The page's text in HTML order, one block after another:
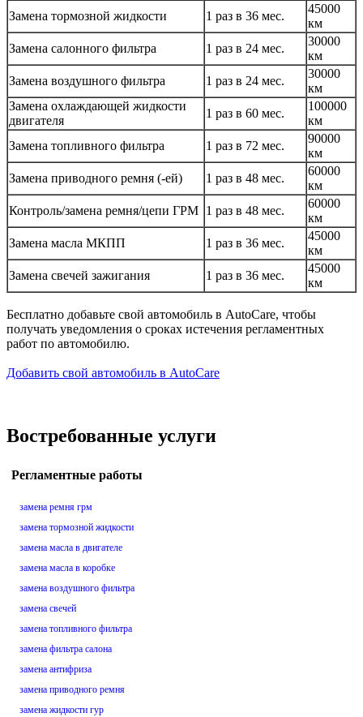
Замена тормозной жидкости
1 раз в 36 мес.
45000
км
Замена салонного фильтра
1 раз в 24 мес.
30000
км
Замена воздушного фильтра
1 раз в 24 мес.
30000
км
Замена охлаждающей жидкости
двигателя
1 раз в 60 мес.
100000
км
Замена топливного фильтра
1 раз в 72 мес.
90000
км
Замена приводного ремня (-ей)
1 раз в 48 мес.
60000
км
Контроль/замена ремня/цепи ГРМ 1 раз в 48 мес.
60000
км
Замена масла МКПП
1 раз в 36 мес.
45000
км
Замена свечей зажигания
1 раз в 36 мес.
45000
км
Бесплатно добавьте свой автомобиль в AutoCare, чтобы
получать уведомления о сроках истечения регламентных
работ по автомобилю.
Добавить свой автомобиль в AutoCare
Востребованные услуги
Регламентные работы
замена ремня грм
замена тормозной жидкости
замена масла в двигателе
замена масла в коробке
замена воздушного фильтра
замена свечей
замена топливного фильтра
замена фильтра салона
замена антифриза
замена приводного ремня
замена жидкости гур